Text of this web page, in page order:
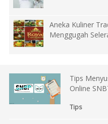
Aneka Kuliner
Menggugah
Tips
Online
Tips